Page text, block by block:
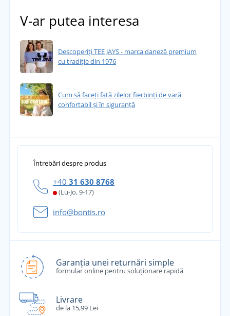
V-ar putea interesa
Descoperiți TEE JAYS - marca daneză premium
cu tradiție din 1976
Cum să faceți față zilelor fierbinți de vară
confortabil și în siguranță
Întrebări despre produs
+40 31 630 8768
(Lu-Jo, 9-17)
info@bontis.ro
Garanția unei returnări simple
formular online pentru soluționare rapidă
Livrare
de la 15,99 Lei